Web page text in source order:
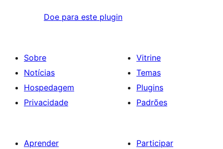
Doe para este plugin
Sobre
Notícias
Hospedagem
Privacidade
Vitrine
Temas
Plugins
Padrões
Aprender
Participar